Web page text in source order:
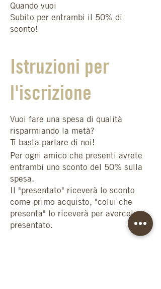
Quando vuoi
Subito per entrambi il 50% di
sconto!
Istruzioni per
l'iscrizione
Vuoi fare una spesa di qualità
risparmiando la metà?
Ti basta parlare di noi!
Per ogni amico che presenti avrete
entrambi uno sconto del 50% sulla
spesa.
Il "presentato" riceverà lo sconto
come primo acquisto, "colui che
presenta" lo riceverà per avercelo
presentato.